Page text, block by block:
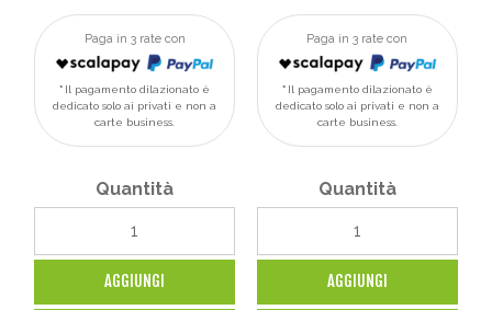
Paga in 3 rate con
Il pagamento dilazionato è
dedicato solo ai privati e non a
carte business.
Quantità
AGGIUNGI
Paga in 3 rate con
Il pagamento dilazionato è
dedicato solo ai privati e non a
carte business.
Quantità
AGGIUNGI